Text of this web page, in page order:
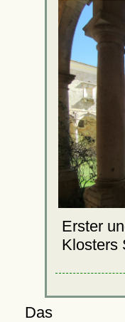
Erster
Klosters